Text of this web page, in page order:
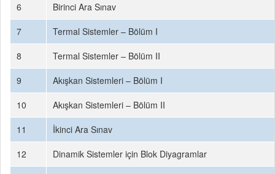
6
Birinci Ara Sınav
7
Termal Sistemler – Bölüm I
8
Termal Sistemler – Bölüm II
9
Akışkan Sistemleri – Bölüm I
10
Akışkan Sistemleri – Bölüm II
11
İkinci Ara Sınav
12
Dinamik Sistemler için Blok Diyagramlar